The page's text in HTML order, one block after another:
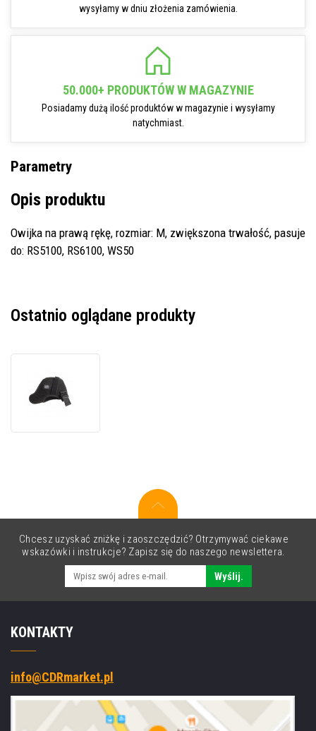
wysyłamy w dniu złożenia zamówienia.
50.000+ PRODUKTÓW W MAGAZYNIE
Posiadamy dużą ilość produktów w magazynie i wysyłamy
natychmiast.
Parametry
Opis produktu
Owijka na prawą rękę, rozmiar: M, zwiększona trwałość, pasuje
do: RS5100, RS6100, WS50
Ostatnio oglądane produkty
Chcesz uzyskać zniżkę i zaoszczędzić? Otrzymywać ciekawe
wskazówki i instrukcje? Zapisz się do naszego newslettera.
Wyślij.
KONTAKTY
info@CDRmarket.pl